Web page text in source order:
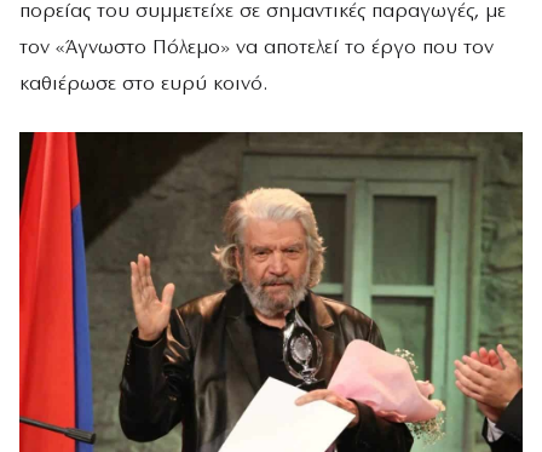
πορείας του συμμετείχε σε σημαντικές παραγωγές, με
τον «Άγνωστο Πόλεμο» να αποτελεί το έργο που τον
καθιέρωσε στο ευρύ κοινό.